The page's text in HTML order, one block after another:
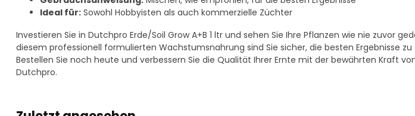
Ideal für: Sowohl Hobbyisten als auch kommerzielle Züchter
Investieren Sie in Dutchpro Erde/Soil Grow A+B 1 ltr und sehen Sie Ihre Pflanzen wie nie zuvor
diesem professionell formulierten Wachstumsnahrung sind Sie sicher, die besten Ergebnisse zu
Bestellen Sie noch heute und verbessern Sie die Qualität Ihrer Ernte mit der bewährten Kraft
Dutchpro.